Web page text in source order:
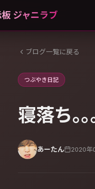
ジャニラブ
ブログ一覧に戻る
つぶやき日記
寝落ち｡｡
あーたん 2020年